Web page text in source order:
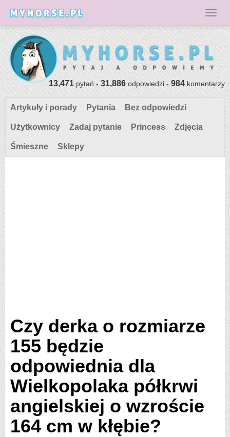
13,471pytań -31,886odpowiedzi -984komentarzy
Artykuły i porady Pytania Bez odpowiedzi
Użytkownicy Zadaj pytanie Princess Zdjęcia
Śmieszne Sklepy
Czy derka o rozmiarze
155 będzie
odpowiednia dla
Wielkopolaka półkrwi
angielskiej o wzroście
164 cm w kłębie?